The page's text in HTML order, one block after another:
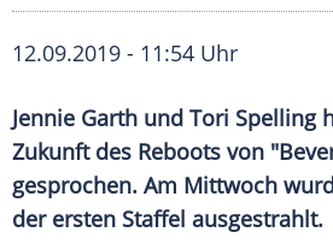
12.09.2019 - 11:54 Uhr
Jennie Garth und Tori Spelling
Zukunft des Reboots von "
gesprochen. Am Mittwoch
der ersten Staffel ausgestrahlt.